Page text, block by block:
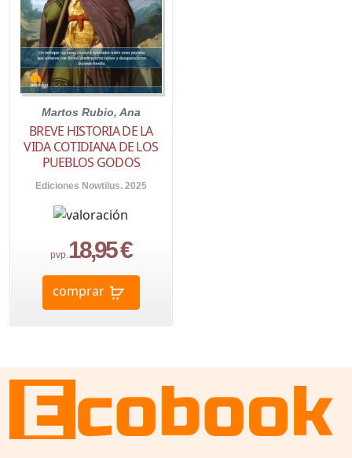
Martos Rubio, Ana
BREVE HISTORIA DE LA
VIDA COTIDIANA DE LOS
PUEBLOS GODOS
Ediciones Nowtilus. 2025
pvp.18,95 €
comprar